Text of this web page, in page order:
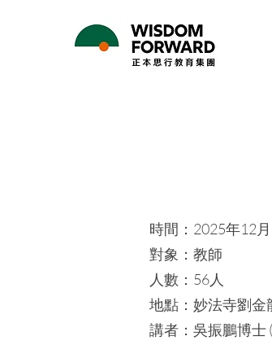
時間：2025年12
對象：教師
人數：56人
地點：妙法寺劉金
講者：吳振鵬博士